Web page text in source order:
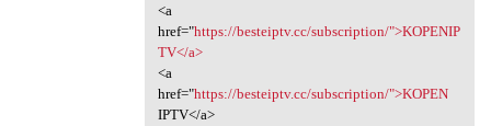
<a
href="https://besteiptv.cc/subscription/">KOPENIP
TV</a>
<a
href="https://besteiptv.cc/subscription/">KOPEN
IPTV</a>